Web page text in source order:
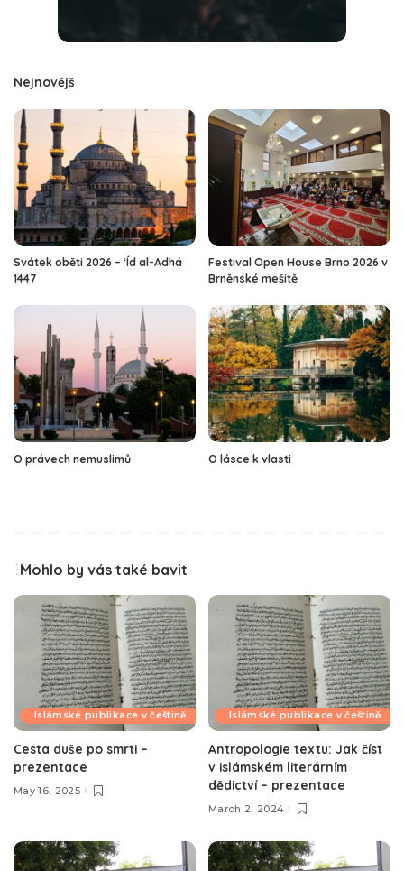
Nejnovějš
Svátek oběti 2026 – ‘Íd al-Adhá
1447
Festival Open House Brno 2026 v
Brněnské mešitě
O právech nemuslimů O lásce k vlasti
Mohlo by vás také bavit
Islámské publikace v češtině
Cesta duše po smrti –
prezentace
May 16, 2025
Islámské publikace v češtině
Antropologie textu: Jak číst
v islámském literárním
dědictví – prezentace
March 2, 2024